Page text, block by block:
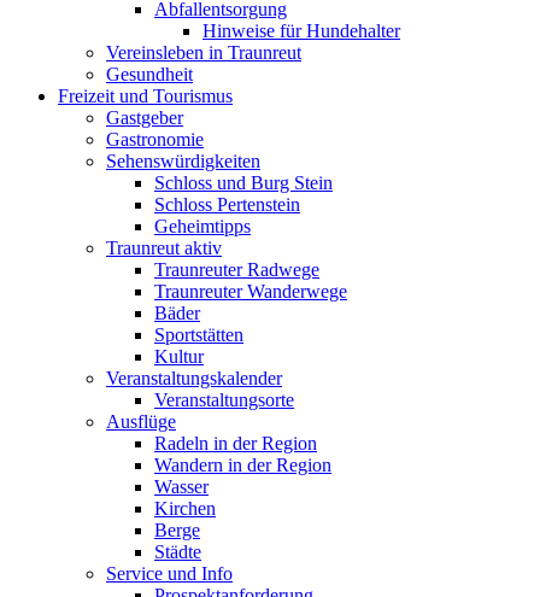
Abfallentsorgung
Hinweise für Hundehalter
Vereinsleben in Traunreut
Gesundheit
Freizeit und Tourismus
Gastgeber
Gastronomie
Sehenswürdigkeiten
Schloss und Burg Stein
Schloss Pertenstein
Geheimtipps
Traunreut aktiv
Traunreuter Radwege
Traunreuter Wanderwege
Bäder
Sportstätten
Kultur
Veranstaltungskalender
Veranstaltungsorte
Ausflüge
Radeln in der Region
Wandern in der Region
Wasser
Kirchen
Berge
Städte
Service und Info